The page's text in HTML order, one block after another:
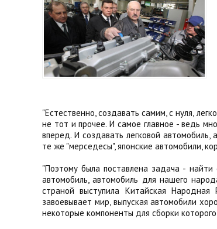
"Естественно, создавать самим, с нуля,
не тот и прочее. И самое главное - ведь
вперед. И создавать легковой
те же "мерседесы", японские автомобили,
"Поэтому была поставлена задача -
автомобиль, автомобиль для нашего
страной выступила Китайская Народная
завоевывает мир, выпуская автомобили
некоторые компоненты для сборки